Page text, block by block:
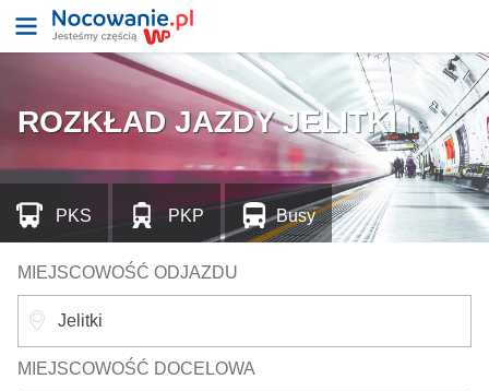
ROZKŁAD JAZDY JELITKI
MIEJSCOWOŚĆ ODJAZDU
MIEJSCOWOŚĆ DOCELOWA
PKS PKP Busy